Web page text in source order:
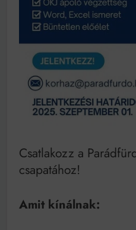
Mindenki a világot akarja uralni
as években
Bitumenes lapostetők: a bevált
Csatlakozz a
csapatához!
Amit kínálnak: